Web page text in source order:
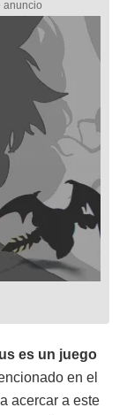
es un juego
en el
acercar a este